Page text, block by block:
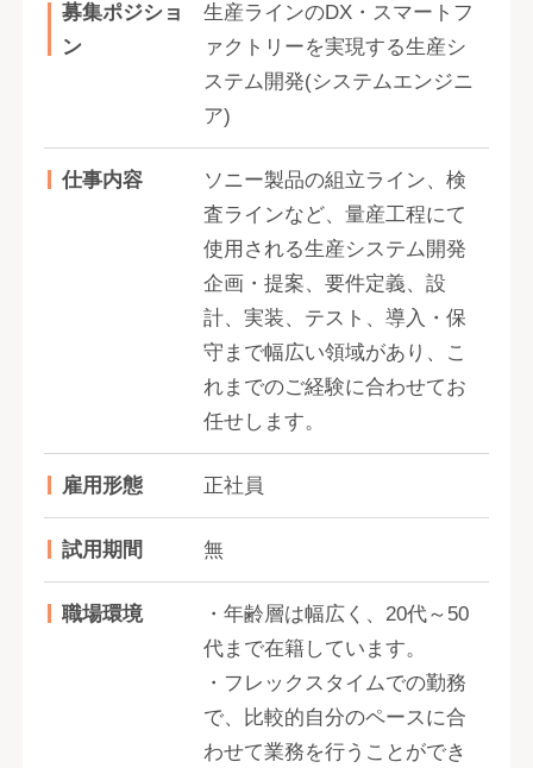
募集ポジショ
ン
生産ラインのDX・スマートフ
ァクトリーを実現する生産シ
ステム開発(システムエンジニ
ア)
仕事内容
ソニー製品の組立ライン、検
査ラインなど、量産工程にて
使用される生産システム開発
企画・提案、要件定義、設
計、実装、テスト、導入・保
守まで幅広い領域があり、こ
れまでのご経験に合わせてお
任せします。
雇用形態 正社員
試用期間 無
職場環境
・年齢層は幅広く、20代～50
代まで在籍しています。
・フレックスタイムでの勤務
で、比較的自分のペースに合
わせて業務を行うことができ